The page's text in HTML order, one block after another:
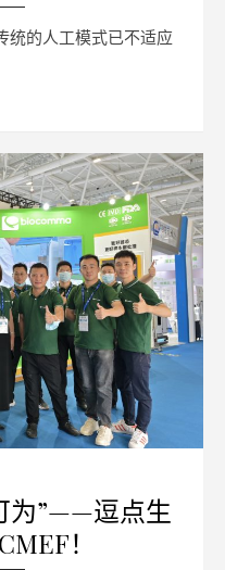
统的人工模式已不适应
为”——逗点生
！